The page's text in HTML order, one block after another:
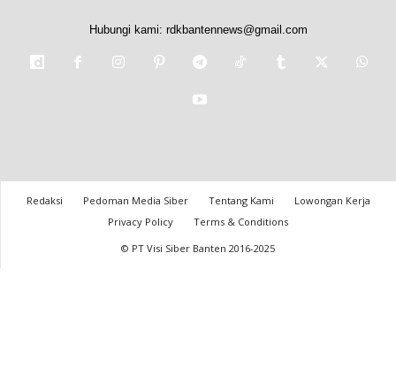
Hubungi kami: rdkbantennews@gmail.com
Redaksi Pedoman Media Siber Tentang Kami
Lowongan Kerja
Privacy Policy
Terms & Conditions
© PT Visi Siber Banten 2016-2025